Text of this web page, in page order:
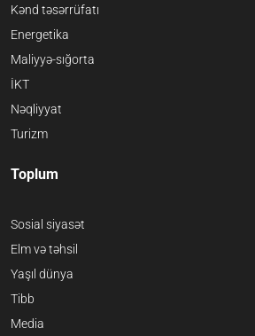
Kənd təsərrüfatı
Energetika
Maliyyə-sığorta
İKT
Nəqliyyat
Turizm
Toplum
Sosial siyasət
Elm və təhsil
Yaşıl dünya
Tibb
Media